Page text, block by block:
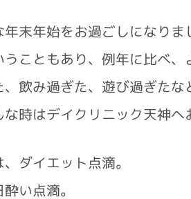
末年始をお過ごしになりま
こともあり、例年に比べ
飲み過ぎた、遊び過ぎた
時はデイクリニック天神へ
ダイエット点滴。
い点滴。